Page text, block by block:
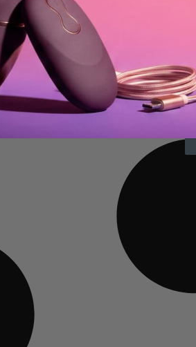
Barra Flexible para
Bondage
28.70
Ver el producto